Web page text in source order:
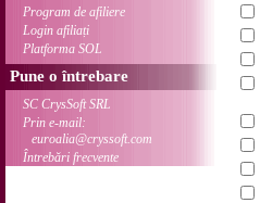
Program de afiliere
Login afiliați
Platforma SOL
Pune o întrebare
SC CrysSoft SRL
Prin e-mail:
euroalia@cryssoft.com
Întrebări frecvente